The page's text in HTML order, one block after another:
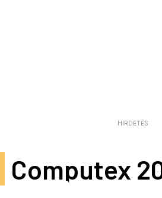
HIRDETÉS
Computex
Még több